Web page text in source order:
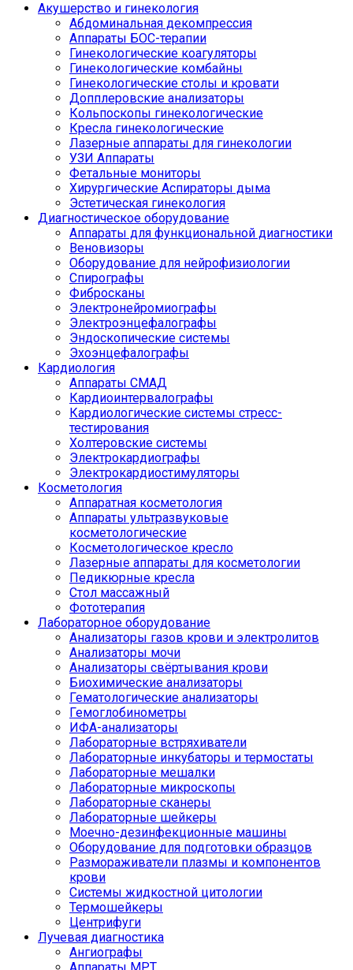
Акушерство и гинекология
Абдоминальная декомпрессия
Аппараты БОС-терапии
Гинекологические коагуляторы
Гинекологические комбайны
Гинекологические столы и кровати
Допплеровские анализаторы
Кольпоскопы гинекологические
Кресла гинекологические
Лазерные аппараты для гинекологии
УЗИ Аппараты
Фетальные мониторы
Хирургические Аспираторы дыма
Эстетическая гинекология
Диагностическое оборудование
Аппараты для функциональной диагностики
Веновизоры
Оборудование для нейрофизиологии
Спирографы
Фибросканы
Электронейромиографы
Электроэнцефалографы
Эндоскопические системы
Эхоэнцефалографы
Кардиология
Аппараты СМАД
Кардиоинтервалографы
Кардиологические системы стресс-
тестирования
Холтеровские системы
Электрокардиографы
Электрокардиостимуляторы
Косметология
Аппаратная косметология
Аппараты ультразвуковые
косметологические
Косметологическое кресло
Лазерные аппараты для косметологии
Педикюрные кресла
Стол массажный
Фототерапия
Лабораторное оборудование
Анализаторы газов крови и электролитов
Анализаторы мочи
Анализаторы свёртывания крови
Биохимические анализаторы
Гематологические анализаторы
Гемоглобинометры
ИФА-анализаторы
Лабораторные встряхиватели
Лабораторные инкубаторы и термостаты
Лабораторные мешалки
Лабораторные микроскопы
Лабораторные сканеры
Лабораторные шейкеры
Моечно-дезинфекционные машины
Оборудование для подготовки образцов
Размораживатели плазмы и компонентов
крови
Системы жидкостной цитологии
Термошейкеры
Центрифуги
Лучевая диагностика
Ангиографы